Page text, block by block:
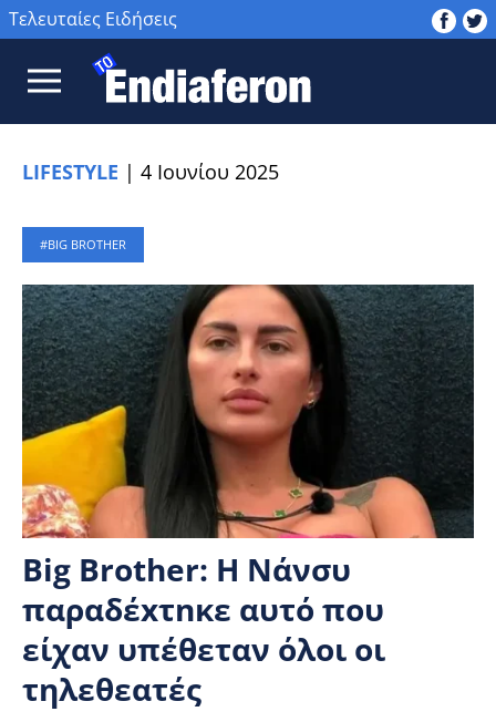
Τελευταίες Ειδήσεις
LIFESTYLE | 4 Ιουνίου 2025
BIG BROTHER
Big Brother: Η Νάνσυ
παραδέxτnκε αυτό που
είχαν υπέθεταν όλοι οι
τηλεθεατές